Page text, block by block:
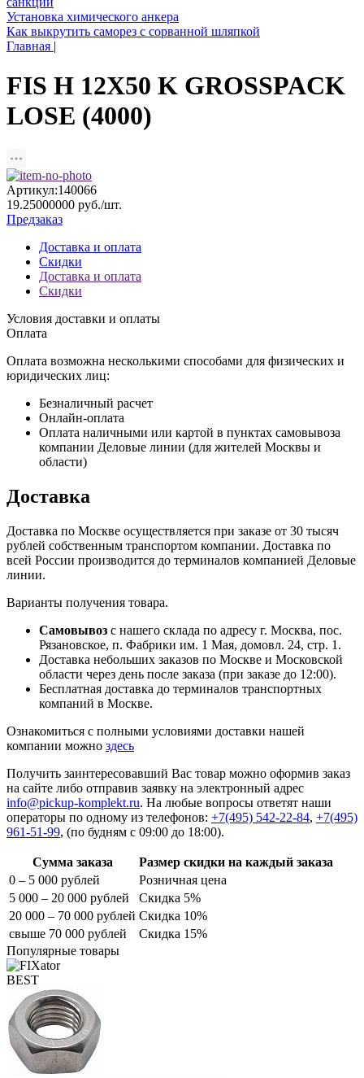
Установка химического анкера
Как выкрутить саморез с сорванной шляпкой
Главная |
FIS H 12X50 K GROSSPACK
LOSE (4000)
Артикул:140066
19.25000000 руб./шт.
Предзаказ
Доставка и оплата
Скидки
Доставка и оплата
Скидки
Условия доставки и оплаты
Оплата
Оплата возможна несколькими способами для физических и
юридических лиц:
Безналичный расчет
Онлайн-оплата
Оплата наличными или картой в пунктах самовывоза
компании Деловые линии (для жителей Москвы и
области)
Доставка
Доставка по Москве осуществляется при заказе от 30 тысяч
рублей собственным транспортом компании. Доставка по
всей России производится до терминалов компанией Деловые
линии.
Варианты получения товара.
Самовывоз с нашего склада по адресу г. Москва, пос.
Рязановское, п. Фабрики им. 1 Мая, домовл. 24, стр. 1.
Доставка небольших заказов по Москве и Московской
области через день после заказа (при заказе до 12:00).
Бесплатная доставка до терминалов транспортных
компаний в Москве.
Ознакомиться с полными условиями доставки нашей
компании можно здесь
Получить заинтересовавший Вас товар можно оформив заказ
на сайте либо отправив заявку на электронный адрес
info@pickup-komplekt.ru. На любые вопросы ответят наши
операторы по одному из телефонов: +7(495) 542-22-84, +7(495)
961-51-99, (по будням с 09:00 до 18:00).
Сумма заказа
Размер скидки на каждый заказа
0 – 5 000 рублей
Розничная цена
5 000 – 20 000 рублей
Скидка 5%
20 000 – 70 000 рублей Скидка 10%
свыше 70 000 рублей
Скидка 15%
Популярные товары
BEST